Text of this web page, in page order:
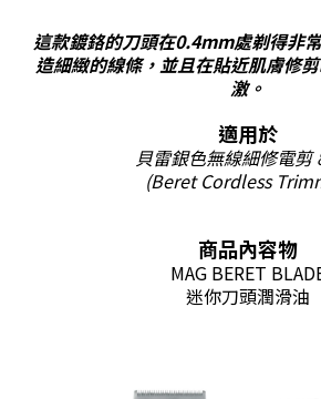
這款鍍鉻的刀頭在0.4mm處剃得非
造細緻的線條，並且在貼近肌膚修
激。
適用於
貝雷銀色無線細修電剪
(Beret Cordless
商品內容物
MAG BERET
迷你刀頭潤滑油